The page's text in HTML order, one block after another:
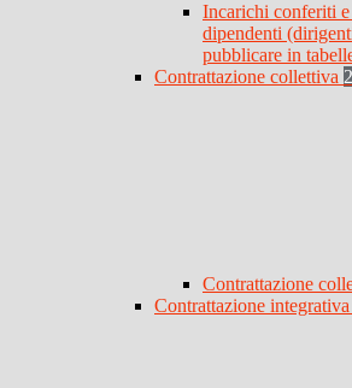
Incarichi conferiti
dipendenti
pubblicare in
Contrattazione collettiva 2
Contrattazione
Contrattazione integrativa